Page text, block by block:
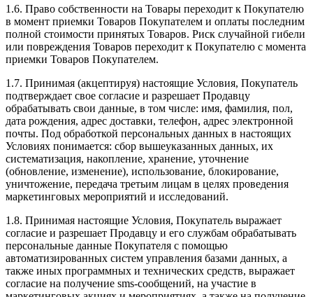
1.6. Право собственности на Товары переходит к Покупателю
в момент приемки Товаров Покупателем и оплаты последним
полной стоимости принятых Товаров. Риск случайной гибели
или повреждения Товаров переходит к Покупателю с момента
приемки Товаров Покупателем.
1.7. Принимая (акцептируя) настоящие Условия, Покупатель
подтверждает свое согласие и разрешает Продавцу
обрабатывать свои данные, в том числе: имя, фамилия, пол,
дата рождения, адрес доставки, телефон, адрес электронной
почты. Под обработкой персональных данных в настоящих
Условиях понимается: сбор вышеуказанных данных, их
систематизация, накопление, хранение, уточнение
(обновление, изменение), использование, блокирование,
уничтожение, передача третьим лицам в целях проведения
маркетинговых мероприятий и исследований.
1.8. Принимая настоящие Условия, Покупатель выражает
согласие и разрешает Продавцу и его службам обрабатывать
персональные данные Покупателя с помощью
автоматизированных систем управления базами данных, а
также иных программных и технических средств, выражает
согласие на получение sms-сообщений, на участие в